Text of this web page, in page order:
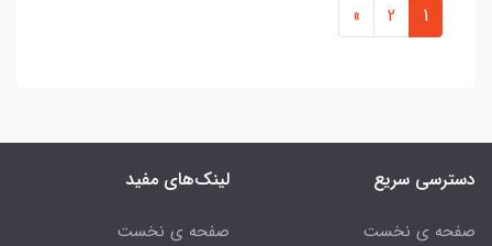
1
2
»
دسترسی سریع
صفحه ی نخست
لینک‌های مفید
صفحه ی نخست